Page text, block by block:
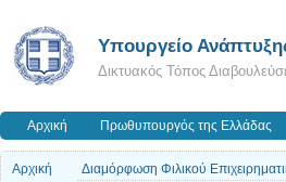
Υπουργείο
Δικτυακός Τόπος
Αρχική Πρωθυπουργός της Ελλάδας
Αρχική
Διαμόρφωση Φιλικού